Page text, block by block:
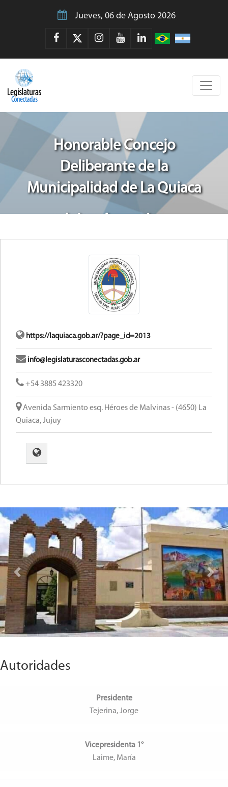
Jueves, 06 de Agosto 2026
Honorable Concejo
Deliberante de la
Municipalidad de La Quiaca
https://laquiaca.gob.ar/?page_id=2013
info@legislaturasconectadas.gob.ar
+54 3885 423320
Avenida Sarmiento esq. Héroes de Malvinas - (4650) La
Quiaca, Jujuy
Previous Next
Autoridades
Presidente
Tejerina, Jorge
Vicepresidenta 1°
Laime, María